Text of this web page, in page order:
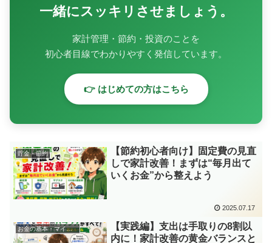
一緒にスッキリさせましょう。
家計管理・節約・投資のことを
初心者目線でわかりやすく発信しています。
👉 はじめての方はこちら
貯金・節約
【節約初心者向け】固定費の見直
しで家計改善！まずは“毎月出て
いくお金”から整えよう
2025.07.17
お金の基本・マインド
【実践編】支出は手取りの8割以
内に！家計改善の黄金バランスと